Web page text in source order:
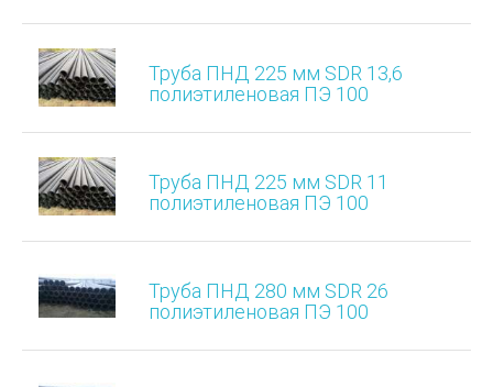
Труба ПНД 225 мм SDR 13,6
полиэтиленовая ПЭ 100
Труба ПНД 225 мм SDR 11
полиэтиленовая ПЭ 100
Труба ПНД 280 мм SDR 26
полиэтиленовая ПЭ 100